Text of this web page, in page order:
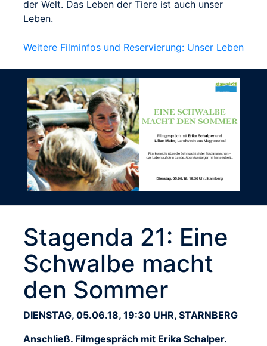
der Welt. Das Leben der Tiere ist auch unser
Leben.
Weitere Filminfos und Reservierung: Unser Leben
Stagenda 21: Eine
Schwalbe macht
den Sommer
DIENSTAG, 05.06.18, 19:30 UHR, STARNBERG
Anschließ. Filmgespräch mit Erika Schalper.